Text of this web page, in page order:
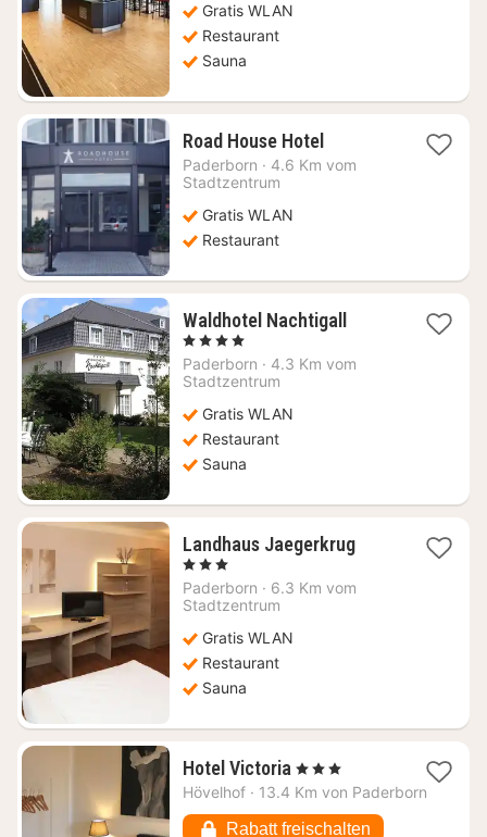
Gratis WLAN
Restaurant
Sauna
Road House Hotel1
Nacht
Paderborn · 4.6 Km vom
Stadtzentrum
Gratis WLAN
Restaurant
Waldhotel Nachtigall 1
ab
, 4 Sterne
Paderborn · 4.3 Km vom
Stadtzentrum
Gratis WLAN
Restaurant
Sauna
Landhaus Jaegerkrug1
ab
, 3 Sterne
Paderborn · 6.3 Km vom
Stadtzentrum
Gratis WLAN
Restaurant
Sauna
Hotel Victoria 1
Nacht
77,38
, 3 Sterne
Hövelhof · 13.4 Km von Paderborn
Rabatt freischalten